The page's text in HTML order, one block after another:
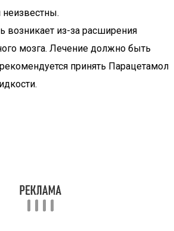
возникает из-за расширения
мозга. Лечение должно быть
принять Парацетамол